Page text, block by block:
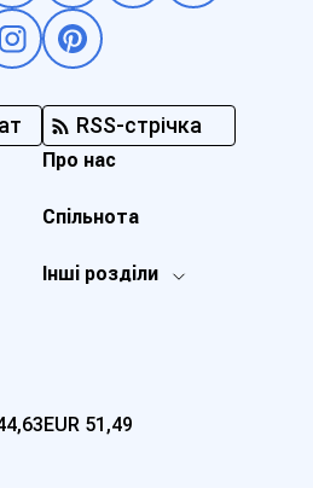
RSS-стрічка
Інші розділи
Про нас
Спільнота
EUR 51,49